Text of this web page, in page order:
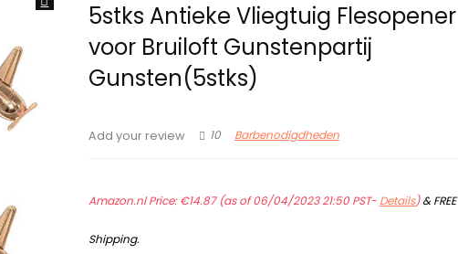
5stks Antieke Vliegtuig Flesopener
voor Bruiloft Gunstenpartij
Gunsten(5stks)
Add your review 10 Barbenodigdheden
Amazon.nl Price:€14.87(as of 06/04/2023 21:50 PST- Details)&FREE
Shipping.